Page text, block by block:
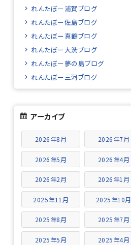
れんたぼー浦賀ブログ
れんたぼー佐島ブログ
れんたぼー真鶴ブログ
れんたぼー大洗ブログ
れんたぼー夢の島ブログ
れんたぼー三河ブログ
アーカイブ
2026年8月 2026年7月
2026年5月 2026年4月
2026年2月 2026年1月
2025年11月 2025年10月
2025年8月 2025年7月
2025年5月 2025年4月